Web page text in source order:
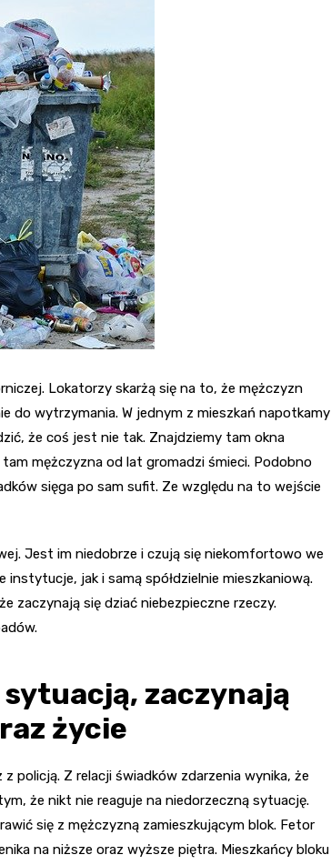
Lokatorzy skarżą się na to, że mężczyzn
do wytrzymania. W jednym z mieszkań napotkamy
że coś jest nie tak. Znajdziemy tam okna
mężczyzna od lat gromadzi śmieci. Podobno
sięga po sam sufit. Ze względu na to wejście
Jest im niedobrze i czują się niekomfortowo we
jak i samą spółdzielnie mieszkaniową.
zaczynają się dziać niebezpieczne rzeczy.
zaczynają
życie
policją. Z relacji świadków zdarzenia wynika, że
że nikt nie reaguje na niedorzeczną sytuację.
się z mężczyzną zamieszkującym blok. Fetor
na niższe oraz wyższe piętra. Mieszkańcy bloku